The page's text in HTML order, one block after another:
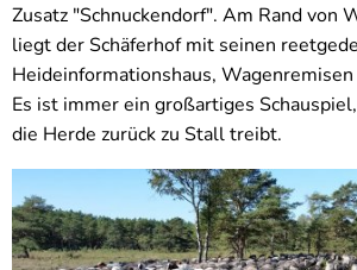
Zusatz "Schnuckendorf". Am Rand von
liegt der Schäferhof mit seinen
Heideinformationshaus,
Es ist immer ein großartiges
die Herde zurück zu Stall treibt.